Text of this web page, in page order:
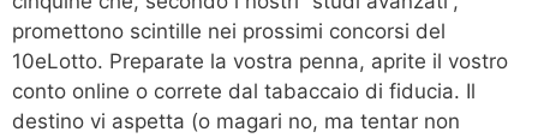
promettono scintille nei prossimi concorsi del
10eLotto. Preparate la vostra penna, aprite il vostro
conto online o correte dal tabaccaio di fiducia. Il
destino vi aspetta (o magari no, ma tentar non